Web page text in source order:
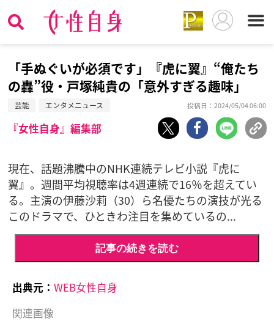
「手ぬぐいが必須です」『虎に翼』“俺たち
の轟”役・戸塚純貴の「意外すぎる趣味」
芸能 エンタメニュース 投稿日：2024/05/04 06:00
『女性自身』編集部
現在、話題沸騰中のNHK連続テレビ小説『虎に
翼』。週間平均視聴率は4週連続で16％を超えてい
る。主演の伊藤沙莉（30）ら名優たちの演技が光る
このドラマで、ひときわ注目を集めているの...
記事の続きを読む
出典元： WEB女性自身
関連画像